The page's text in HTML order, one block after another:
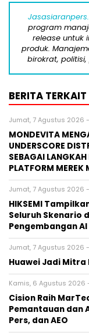
program
release untuk
produk.
birokrat,
BERITA TERKAIT
Jumat, 7 Agustus 2026
MONDEVITA
UNDERSCORE
SEBAGAI
PLATFORM MEREK
Jumat, 7 Agustus 2026 -
HIKSEMI
Seluruh Skenario
Pengembangan
Jumat, 7 Agustus 2026
Huawei Jadi Mitra
Kamis, 6 Agustus 2026
Cision Raih
Pemantauan dan
Pers, dan AEO